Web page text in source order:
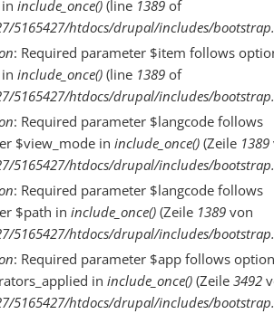
include_once()(line 1389of
5165427/htdocs/drupal/includes/
: Required parameter $item follows
include_once()(line 1389of
5165427/htdocs/drupal/includes/
: Required parameter $langcode follows
$view_mode in include_once()(Zeile 1389
5165427/htdocs/drupal/includes/
: Required parameter $langcode follows
$path in include_once()(Zeile 1389von
5165427/htdocs/drupal/includes/
: Required parameter $app follows
in include_once()(Zeile 3492
5165427/htdocs/drupal/includes/